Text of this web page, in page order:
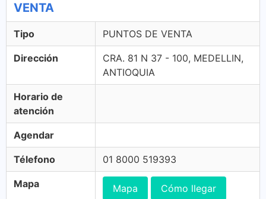
VENTA
Tipo PUNTOS DE VENTA
Dirección
CRA. 81 N 37 - 100, MEDELLIN,
ANTIOQUIA
Horario de
atención
Agendar
Télefono 01 8000 519393
Mapa Mapa Cómo llegar